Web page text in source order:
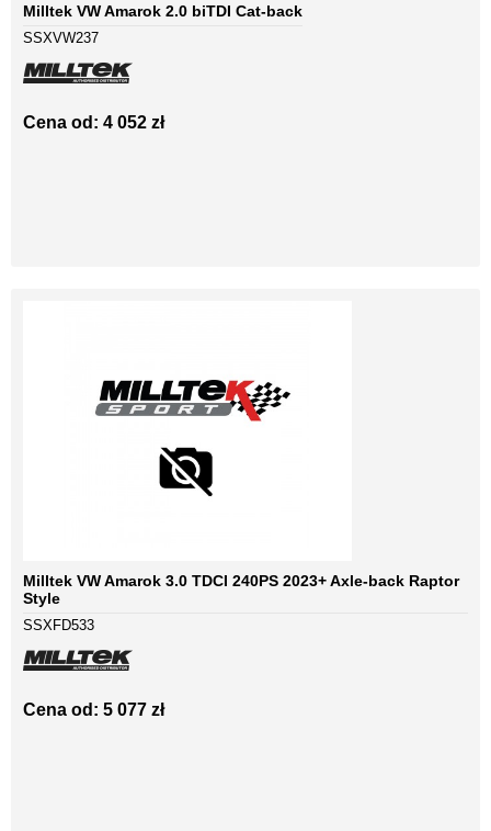
Milltek VW Amarok 2.0 biTDI Cat-back
SSXVW237
Cena od: 4 052 zł
Milltek VW Amarok 3.0 TDCI 240PS 2023+ Axle-back Raptor
Style
SSXFD533
Cena od: 5 077 zł